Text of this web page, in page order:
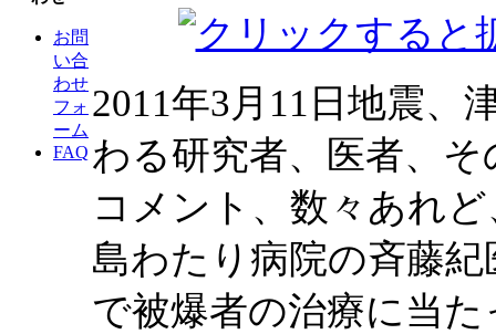
お問
い合
わせ
フォ
ーム
FAQ
2011年3月11日地震、
わる研究者、医者、
コメント、数々あれ
島わたり病院の斉藤
で被爆者の治療に当